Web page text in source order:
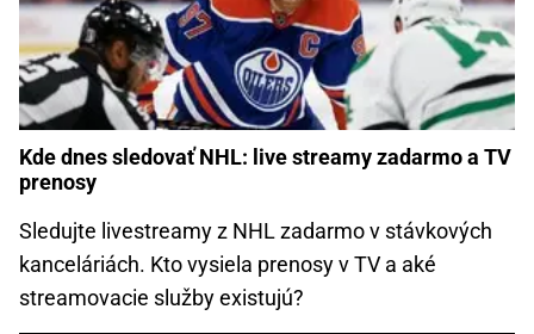
Kde dnes sledovať NHL: live streamy zadarmo a TV
prenosy
Sledujte livestreamy z NHL zadarmo v stávkových
kanceláriách. Kto vysiela prenosy v TV a aké
streamovacie služby existujú?